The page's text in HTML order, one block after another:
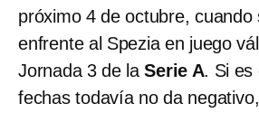
próximo 4 de octubre, cuando
enfrente al Spezia en juego
Jornada 3 de laSerie A. Si es
fechas todavía no da